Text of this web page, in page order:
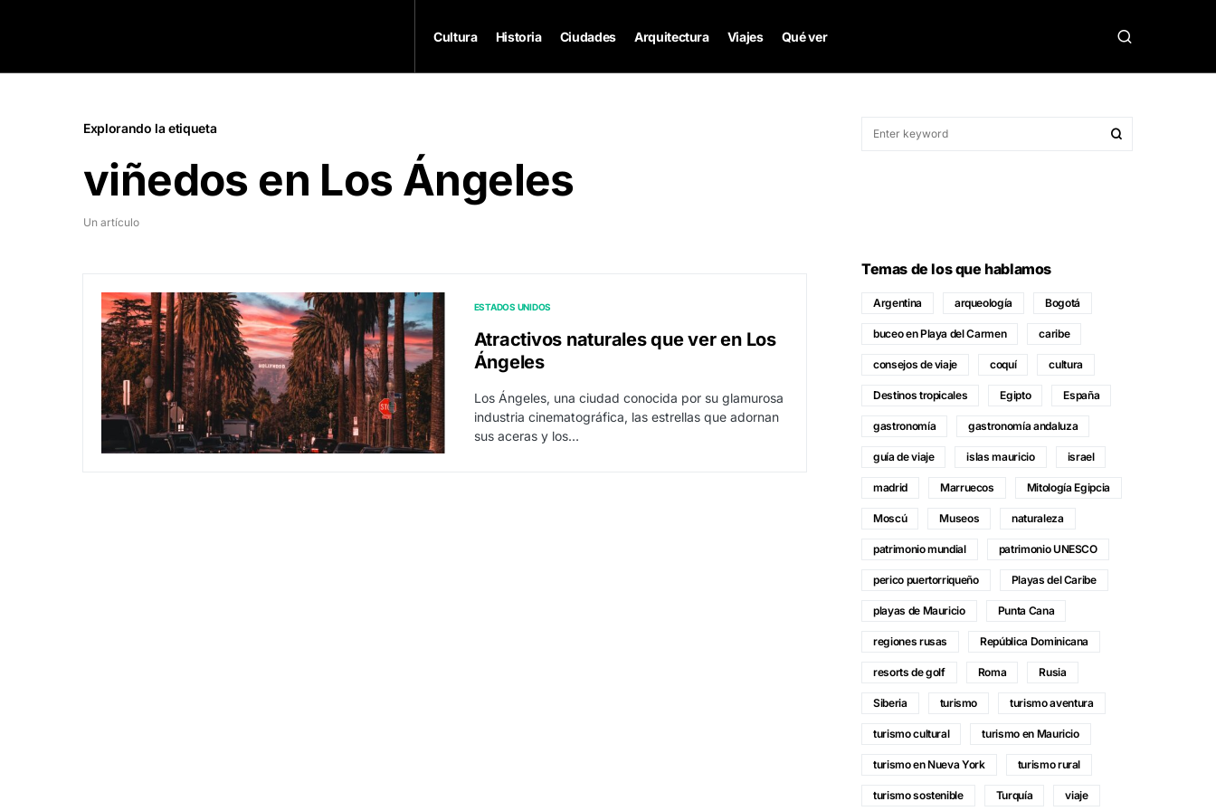
Cultura Historia Ciudades Arquitectura Viajes Qué ver
Explorando la etiqueta
viñedos en Los Ángeles
Un artículo
ESTADOS UNIDOS
Atractivos naturales que ver en Los
Ángeles
Los Ángeles, una ciudad conocida por su glamurosa
industria cinematográfica, las estrellas que adornan
sus aceras y los…
Temas de los que hablamos
Argentina arqueología Bogotá
buceo en Playa del Carmen caribe
consejos de viaje coquí cultura
Destinos tropicales Egipto España
gastronomía gastronomía andaluza
guía de viaje islas mauricio israel
madrid Marruecos Mitología Egipcia
Moscú Museos naturaleza
patrimonio mundial patrimonio UNESCO
perico puertorriqueño Playas del Caribe
playas de Mauricio Punta Cana
regiones rusas República Dominicana
resorts de golf Roma Rusia
Siberia turismo turismo aventura
turismo cultural turismo en Mauricio
turismo en Nueva York turismo rural
turismo sostenible Turquía viaje